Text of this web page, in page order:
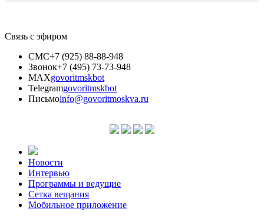
Связь с эфиром
СМС+7 (925) 88-88-948
Звонок+7 (495) 73-73-948
MAXgovoritmskbot
Telegramgovoritmskbot
Письмоinfo@govoritmoskva.ru
Новости
Интервью
Программы и ведущие
Сетка вещания
Мобильное приложение